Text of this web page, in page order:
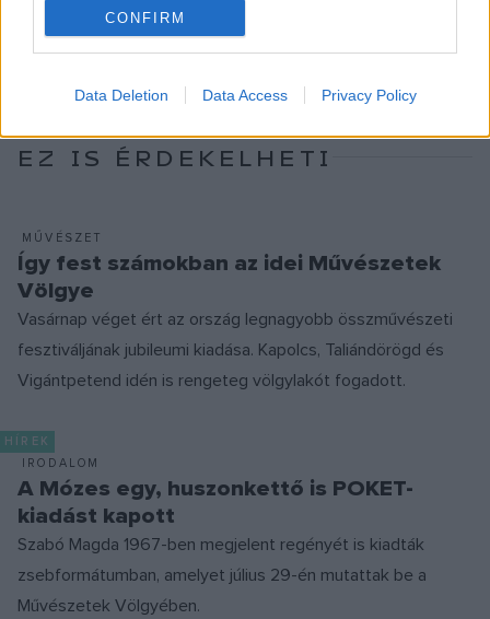
CONFIRM
Data Deletion Data Access Privacy Policy
MEGOSZTÁS
EZ IS ÉRDEKELHETI
MŰVÉSZET
Így fest számokban az idei Művészetek
Völgye
Vasárnap véget ért az ország legnagyobb összművészeti
fesztiváljának jubileumi kiadása. Kapolcs, Taliándörögd és
Vigántpetend idén is rengeteg völgylakót fogadott.
HÍREK
IRODALOM
A Mózes egy, huszonkettő is POKET-
kiadást kapott
Szabó Magda 1967-ben megjelent regényét is kiadták
zsebformátumban, amelyet július 29-én mutattak be a
Művészetek Völgyében.